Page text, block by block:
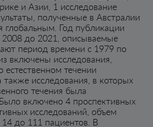
и Азии, 1 исследование
полученные в Австралии
глобальным. Год публикации
2008 до 2021, описываемые
период времени с 1979 по
включены исследования,
течении
также исследования, в которых
течения была
включено 4 проспективных
исследований, объем
до 111 пациентов. В